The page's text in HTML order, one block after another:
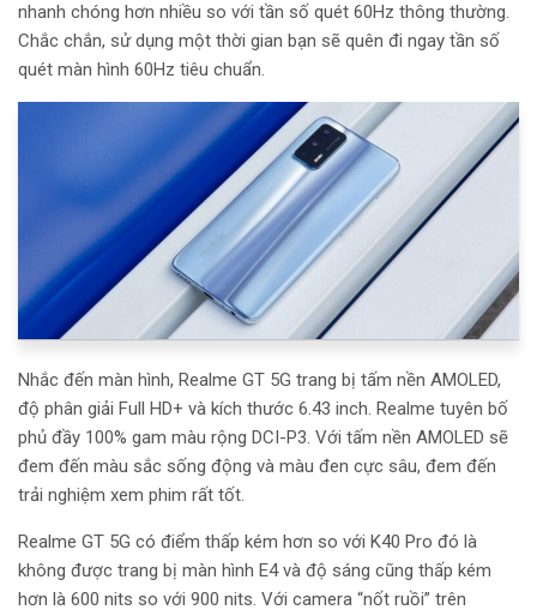
nhanh chóng hơn nhiều so với tần số quét 60Hz thông thường.
Chắc chắn, sử dụng một thời gian bạn sẽ quên đi ngay tần số
quét màn hình 60Hz tiêu chuẩn.
Nhắc đến màn hình, Realme GT 5G trang bị tấm nền AMOLED,
độ phân giải Full HD+ và kích thước 6.43 inch. Realme tuyên bố
phủ đầy 100% gam màu rộng DCI-P3. Với tấm nền AMOLED sẽ
đem đến màu sắc sống động và màu đen cực sâu, đem đến
trải nghiệm xem phim rất tốt.
Realme GT 5G có điểm thấp kém hơn so với K40 Pro đó là
không được trang bị màn hình E4 và độ sáng cũng thấp kém
hơn là 600 nits so với 900 nits. Với camera “nốt ruồi” trên